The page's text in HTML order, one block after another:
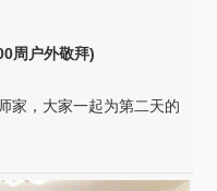
周户外敬拜)
家，大家一起为第二天的